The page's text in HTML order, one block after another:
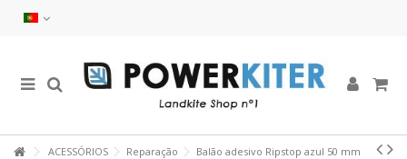
ACESSÓRIOS Reparação Balão adesivo Ripstop azul 50 mm